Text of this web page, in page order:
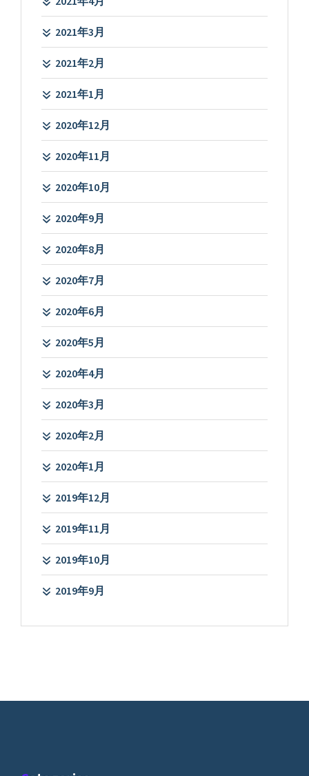
2021年3月
2021年2月
2021年1月
2020年12月
2020年11月
2020年10月
2020年9月
2020年8月
2020年7月
2020年6月
2020年5月
2020年4月
2020年3月
2020年2月
2020年1月
2019年12月
2019年11月
2019年10月
2019年9月